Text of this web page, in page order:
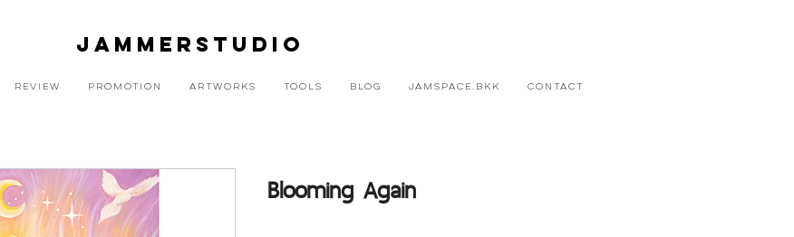
JAMMERSTUDIO
REVIEW PROMOTION ARTWORKS TOOLS BLOG JAMSPACE.BKK CONTACT
Blooming Again